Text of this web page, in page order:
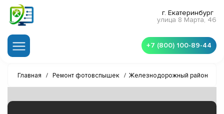
г. Екатеринбург
улица 8 Марта, 46
+7 (800) 100-89-44
Главная / Ремонт фотовспышек / Железнодорожный район